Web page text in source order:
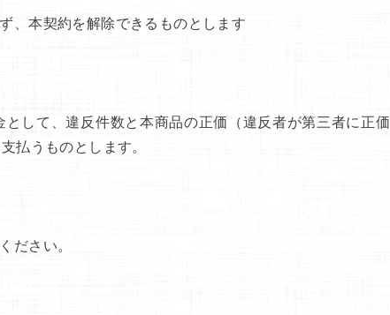
、本契約を解除できるものとします
して、違反件数と本商品の正価（違反者が第三者に正価
払うものとします。
ださい。